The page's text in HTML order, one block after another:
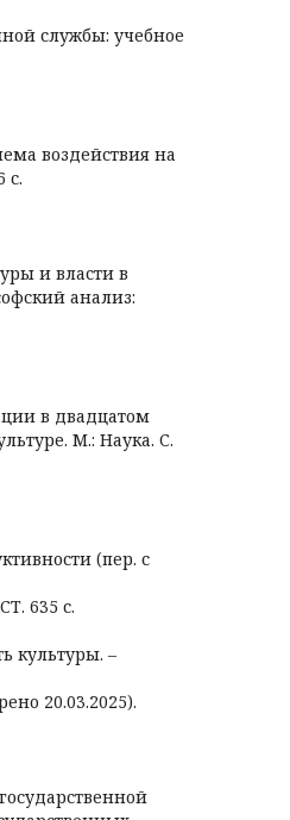
службы: учебное
воздействия на
с.
и власти в
анализ:
в двадцатом
М.: Наука. С.
(пер. с
635 с.
культуры. –
20.03.2025).